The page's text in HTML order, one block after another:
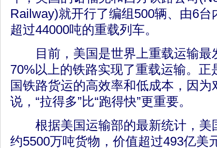
Railway)就开行了编组500辆、由6
超过44000吨的重载列车。
目前，美国是世界上重载运输最
70%以上的铁路实现了重载运输。正
国铁路货运的高效率和低成本，因
说，“拉得多”比“跑得快”更重要。
根据美国运输部的最新统计，美
约5500万吨货物，价值超过493亿美